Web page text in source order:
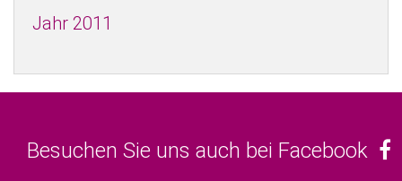
Jahr 2011
Besuchen Sie uns auch bei Facebook